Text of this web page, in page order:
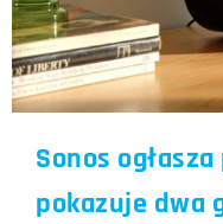
Sonos
pokazuje dwa